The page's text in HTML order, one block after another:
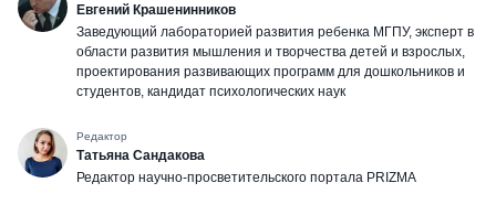
Евгений Крашенинников
Заведующий лабораторией развития ребенка МГПУ, эксперт в
области развития мышления и творчества детей и взрослых,
проектирования развивающих программ для дошкольников и
студентов, кандидат психологических наук
Редактор
Татьяна Сандакова
Редактор научно-просветительского портала PRIZMA